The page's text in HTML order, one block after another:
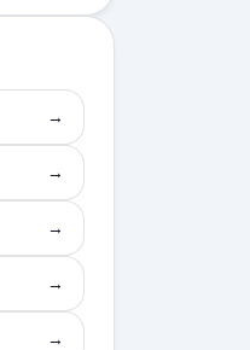
→
→
→
→
→